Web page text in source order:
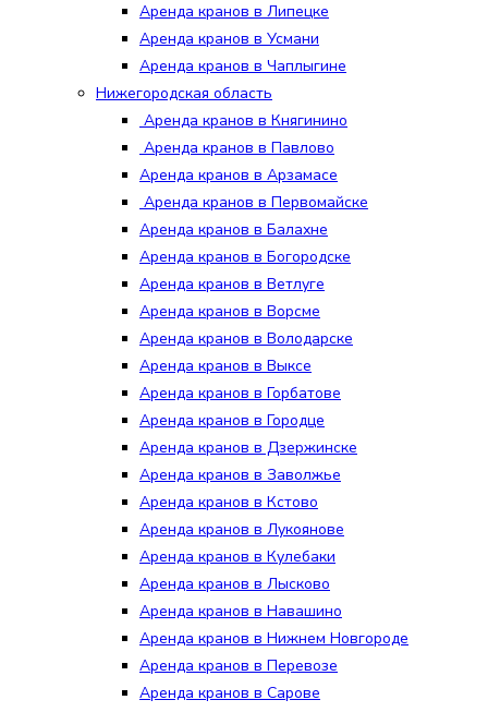
Аренда кранов в Липецке
Аренда кранов в Усмани
Аренда кранов в Чаплыгине
Нижегородская область
Аренда кранов в Княгинино
Аренда кранов в Павлово
Аренда кранов в Арзамасе
Аренда кранов в Первомайске
Аренда кранов в Балахне
Аренда кранов в Богородске
Аренда кранов в Ветлуге
Аренда кранов в Ворсме
Аренда кранов в Володарске
Аренда кранов в Выксе
Аренда кранов в Горбатове
Аренда кранов в Городце
Аренда кранов в Дзержинске
Аренда кранов в Заволжье
Аренда кранов в Кстово
Аренда кранов в Лукоянове
Аренда кранов в Кулебаки
Аренда кранов в Лысково
Аренда кранов в Навашино
Аренда кранов в Нижнем Новгороде
Аренда кранов в Перевозе
Аренда кранов в Сарове